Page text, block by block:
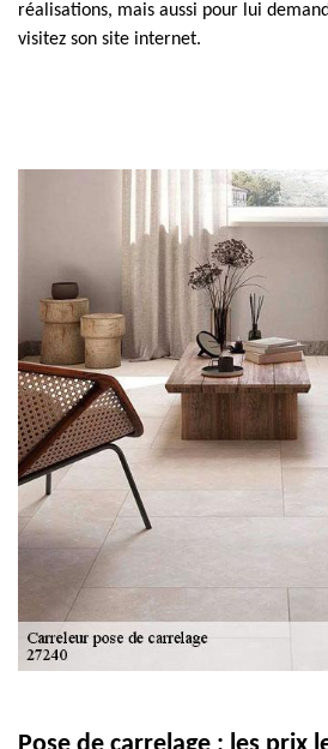
réalisations, mais aussi pour lui
visitez son site internet.